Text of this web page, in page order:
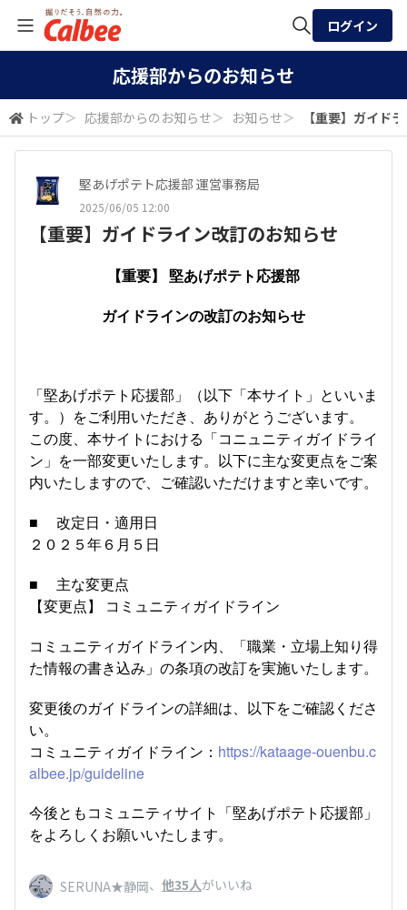
検索
ログイン
応援部からのお知らせ
トップ＞ 応援部からのお知らせ＞ お知らせ＞ 【重要】ガイド
堅あげポテト応援部 運営事務局
2025/06/05 12:00
【重要】ガイドライン改訂のお知らせ
【重要】 堅あげポテト応援部
ガイドラインの改訂のお知らせ
「堅あげポテト応援部」（以下「本サイト」といいま
す。）をご利用いただき、ありがとうございます。
この度、本サイトにおける「コニュニティガイドライ
ン」を一部変更いたします。以下に主な変更点をご案
内いたしますので、ご確認いただけますと幸いです。
■ 改定日・適用日
２０２５年６月５日
■ 主な変更点
【変更点】 コミュニティガイドライン
コミュニティガイドライン内、「職業・立場上知り得
た情報の書き込み」の条項の改訂を実施いたします。
変更後のガイドラインの詳細は、以下をご確認くださ
い。
コミュニティガイドライン： https://kataage-ouenbu.c
albee.jp/guideline
今後ともコミュニティサイト「堅あげポテト応援部」
をよろしくお願いいたします。
SERUNA★静岡、 他35人がいいね